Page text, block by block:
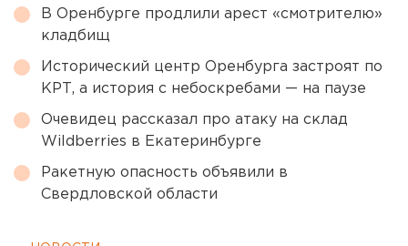
В Оренбурге продлили арест «смотрителю»
кладбищ
Исторический центр Оренбурга застроят по
КРТ, а история с небоскребами — на паузе
Очевидец рассказал про атаку на склад
Wildberries в Екатеринбурге
Ракетную опасность объявили в
Свердловской области